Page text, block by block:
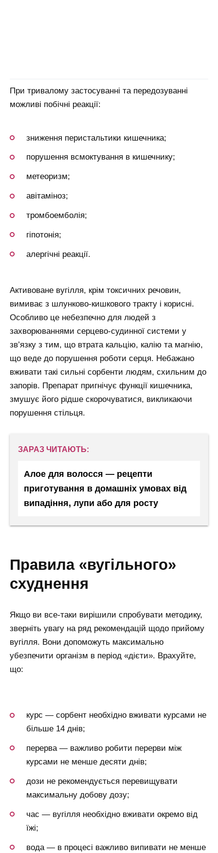
При тривалому застосуванні та передозуванні
можливі побічні реакції:
зниження перистальтики кишечника;
порушення всмоктування в кишечнику;
метеоризм;
авітаміноз;
тромбоемболія;
гіпотонія;
алергічні реакції.
Активоване вугілля, крім токсичних речовин,
вимиває з шлунково-кишкового тракту і корисні.
Особливо це небезпечно для людей з
захворюваннями серцево-судинної системи у
зв’язку з тим, що втрата кальцію, калію та магнію,
що веде до порушення роботи серця. Небажано
вживати такі сильні сорбенти людям, схильним до
запорів. Препарат пригнічує функції кишечника,
змушує його рідше скорочуватися, викликаючи
порушення стільця.
ЗАРАЗ ЧИТАЮТЬ:
Алое для волосся — рецепти
приготування в домашніх умовах від
випадіння, лупи або для росту
правила «вугільного»
схуднення
Якщо ви все-таки вирішили спробувати методику,
зверніть увагу на ряд рекомендацій щодо прийому
вугілля. Вони допоможуть максимально
убезпечити організм в період «дієти». Врахуйте,
що:
курс — сорбент необхідно вживати курсами не
більше 14 днів;
перерва — важливо робити перерви між
курсами не менше десяти днів;
дози не рекомендується перевищувати
максимальну добову дозу;
час — вугілля необхідно вживати окремо від
їжі;
вода — в процесі важливо випивати не менше